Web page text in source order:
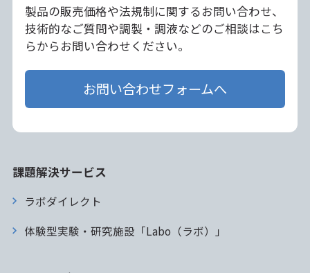
製品の販売価格や法規制に関するお問い合わせ、
技術的なご質問や調製・調液などのご相談はこち
らからお問い合わせください。
お問い合わせフォームへ
課題解決サービス
ラボダイレクト
体験型実験・研究施設「Labo（ラボ）」